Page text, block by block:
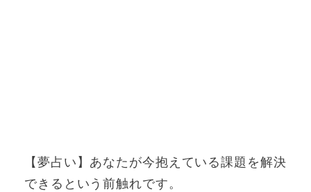
【夢占い】あなたが今抱えている課題を解決
できるという前触れです。